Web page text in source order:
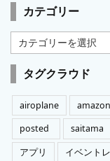
カテゴリー
カ
テ
ゴ
リ
ー
タグクラウド
airoplane amazon
posted
saitama
アプリ
イベント